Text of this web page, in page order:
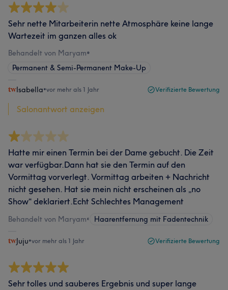
Sehr nette Mitarbeiterin nette Atmosphäre keine lange
Wartezeit im ganzen alles ok
Behandelt von Maryam•
Permanent & Semi-Permanent Make-Up
Isabella•vor mehr als 1 Jahr Verifizierte Bewertung
Salonantwort anzeigen
Hatte mir einen Termin bei der Dame gebucht. Die Zeit
war verfügbar.Dann hat sie den Termin auf den
Vormittag vorverlegt. Vormittag arbeiten + Nachricht
nicht gesehen. Hat sie mein nicht erscheinen als „no
Show“ deklariert.Echt Schlechtes Management
Behandelt von Maryam• Haarentfernung mit Fadentechnik
Juju•vor mehr als 1 Jahr Verifizierte Bewertung
Sehr tolles und sauberes Ergebnis und super lange